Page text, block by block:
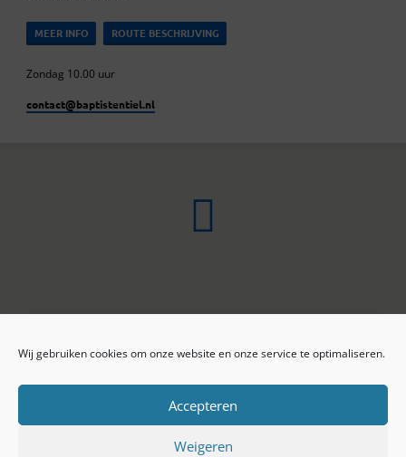
Wij gebruiken cookies om onze website en onze service te optimaliseren.
Accepteren
Weigeren
MEER INFO ROUTE BESCHRIJVING
Zondag 10.00 uur
contact​@baptistentiel.nl
ONLINE ARCHIEF
Privacy beleid